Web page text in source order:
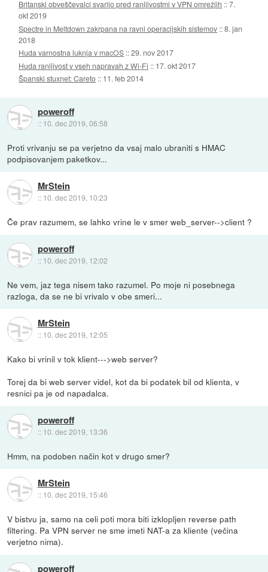
Britanski obveščevalci svarijo pred ranljivostmi v VPN omrežjih ::7.
okt 2019
Spectre in Meltdown zakrpana na ravni operacijskih sistemov ::8. jan
2018
Huda varnostna luknja v macOS ::29. nov 2017
Huda ranljivost v vseh napravah z Wi-Fi :: 17. okt 2017
Španski stuxnet: Careto :: 11. feb 2014
poweroff
:: 10. dec 2019, 06:58
Proti vrivanju se pa verjetno da vsaj malo ubraniti s HMAC
podpisovanjem paketkov...
MrStein
:: 10. dec 2019, 10:23
Če prav razumem, se lahko vrine le v smer web_server-->client ?
poweroff
:: 10. dec 2019, 12:02
Ne vem, jaz tega nisem tako razumel. Po moje ni posebnega
razloga, da se ne bi vrivalo v obe smeri...
MrStein
:: 10. dec 2019, 12:05
Kako bi vrinil v tok klient--->web server?
Torej da bi web server videl, kot da bi podatek bil od klienta, v
resnici pa je od napadalca.
poweroff
:: 10. dec 2019, 13:36
Hmm, na podoben način kot v drugo smer?
MrStein
:: 10. dec 2019, 15:46
V bistvu ja, samo na celi poti mora biti izklopljen reverse path
filtering. Pa VPN server ne sme imeti NAT-a za kliente (večina
verjetno nima).
poweroff